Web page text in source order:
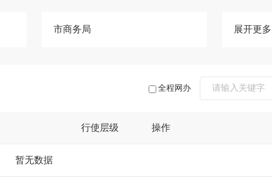
市商务局 展开更
全程网办